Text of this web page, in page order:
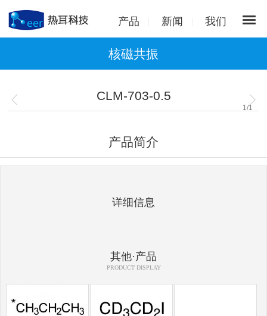
产品 新闻 我们
核磁共振
CLM-703-0.5
1 /1
产品简介
详细信息
其他·产品
PRODUCT DISPLAY